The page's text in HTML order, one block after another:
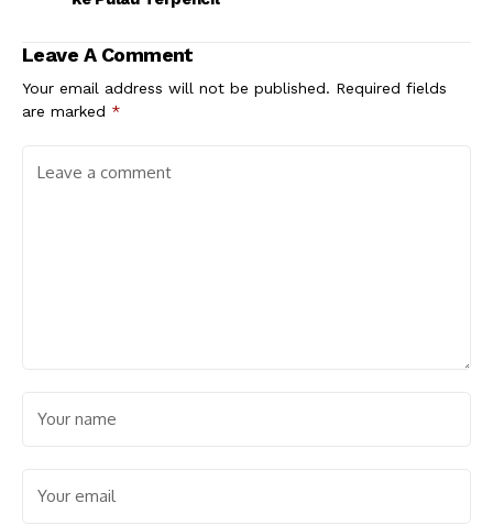
Leave A Comment
Your email address will not be published. Required fields
are marked *